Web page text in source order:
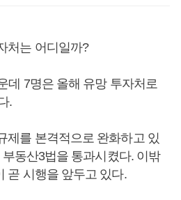
처는 어디일까?
데 7명은 올해 유망 투자처로
.
제를 본격적으로 완화하고 있
동산3법을 통과시켰다. 이밖
곧 시행을 앞두고 있다.